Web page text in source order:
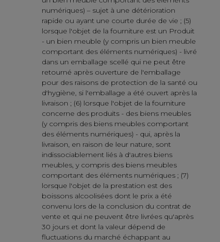
numériques) – sujet à une détérioration
rapide ou ayant une courte durée de vie ; (5)
lorsque l'objet de la fourniture est un Produit
- un bien meuble (y compris un bien meuble
comportant des éléments numériques) - livré
dans un emballage scellé qui ne peut être
retourné après ouverture de l'emballage
pour des raisons de protection de la santé ou
d'hygiène, si l'emballage a été ouvert après la
livraison ; (6) lorsque l'objet de la fourniture
concerne des produits - des biens meubles
(y compris des biens meubles comportant
des éléments numériques) - qui, après la
livraison, en raison de leur nature, sont
indissociablement liés à d'autres biens
meubles, y compris des biens meubles
comportant des éléments numériques ; (7)
lorsque l'objet de la prestation est des
boissons alcoolisées dont le prix a été
convenu lors de la conclusion du contrat de
vente et qui ne peuvent être livrées qu'après
30 jours et dont la valeur dépend de
fluctuations du marché échappant au